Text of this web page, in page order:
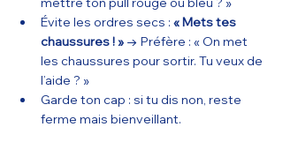
Évite les ordres secs : « Mets tes
chaussures ! » → Préfère : « On met
les chaussures pour sortir. Tu veux de
l’aide ? »
Garde ton cap : si tu dis non, reste
ferme mais bienveillant.